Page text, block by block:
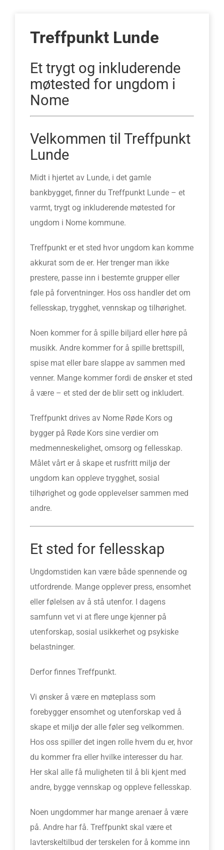
Treffpunkt Lunde
Et trygt og inkluderende
møtested for ungdom i
Nome
Velkommen til Treffpunkt
Lunde
Midt i hjertet av Lunde, i det gamle
bankbygget, finner du Treffpunkt Lunde – et
varmt, trygt og inkluderende møtested for
ungdom i Nome kommune.
Treffpunkt er et sted hvor ungdom kan komme
akkurat som de er. Her trenger man ikke
prestere, passe inn i bestemte grupper eller
føle på forventninger. Hos oss handler det om
fellesskap, trygghet, vennskap og tilhørighet.
Noen kommer for å spille biljard eller høre på
musikk. Andre kommer for å spille brettspill,
spise mat eller bare slappe av sammen med
venner. Mange kommer fordi de ønsker et sted
å være – et sted der de blir sett og inkludert.
Treffpunkt drives av Nome Røde Kors og
bygger på Røde Kors sine verdier om
medmenneskelighet, omsorg og fellesskap.
Målet vårt er å skape et rusfritt miljø der
ungdom kan oppleve trygghet, sosial
tilhørighet og gode opplevelser sammen med
andre.
Et sted for fellesskap
Ungdomstiden kan være både spennende og
utfordrende. Mange opplever press, ensomhet
eller følelsen av å stå utenfor. I dagens
samfunn vet vi at flere unge kjenner på
utenforskap, sosial usikkerhet og psykiske
belastninger.
Derfor finnes Treffpunkt.
Vi ønsker å være en møteplass som
forebygger ensomhet og utenforskap ved å
skape et miljø der alle føler seg velkommen.
Hos oss spiller det ingen rolle hvem du er, hvor
du kommer fra eller hvilke interesser du har.
Her skal alle få muligheten til å bli kjent med
andre, bygge vennskap og oppleve fellesskap.
Noen ungdommer har mange arenaer å være
på. Andre har få. Treffpunkt skal være et
lavterskeltilbud der terskelen for å komme inn